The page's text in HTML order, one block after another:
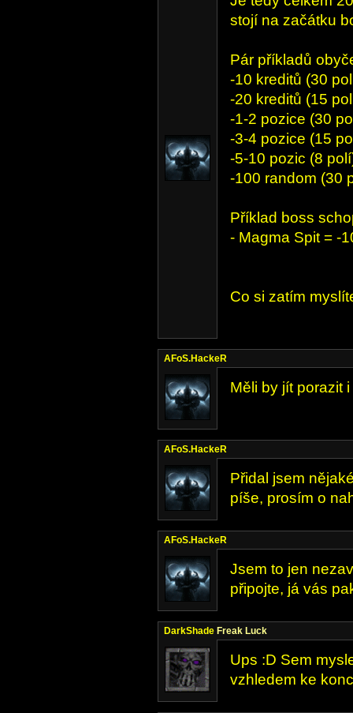
stojí na začátku
Pár příkladů
-10 kreditů (30
-20 kreditů (15
-1-2 pozice (30
-3-4 pozice (15
-5-10 pozic (8
-100 random (30
Příklad boss
- Magma Spit = -
Co si zatím
AFoS.HackeR
Měli by jít porazit
AFoS.HackeR
Přidal jsem
píše, prosím o
AFoS.HackeR
Jsem to jen
připojte, já vás
DarkShade Freak Luck
Ups :D Sem
vzhledem ke